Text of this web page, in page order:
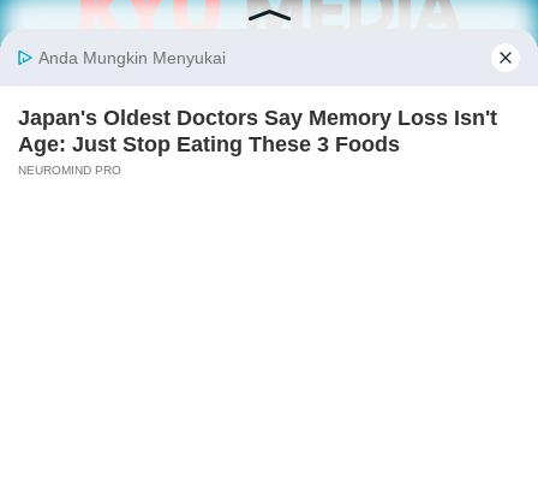
Kabarbaru.co menyajikan berita aktual dan
inspiratif dari sudut pandang berbaik sangka